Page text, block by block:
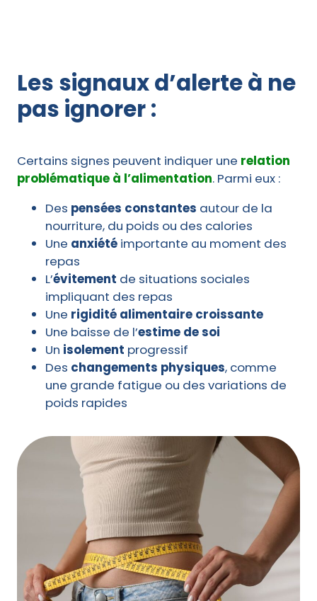
Les signaux d’alerte à ne
pas ignorer :
Certains signes peuvent indiquer une relation
problématique à l’alimentation. Parmi eux :
Des pensées constantes autour de la
nourriture, du poids ou des calories
Une anxiété importante au moment des
repas
L’évitement de situations sociales
impliquant des repas
Une rigidité alimentaire croissante
Une baisse de l’estime de soi
Un isolement progressif
Des changements physiques, comme
une grande fatigue ou des variations de
poids rapides